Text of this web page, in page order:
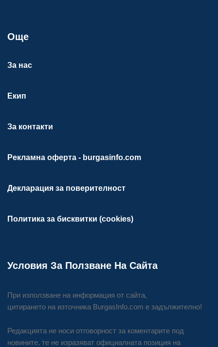
Още
За нас
Екип
За контакти
Рекламна оферта - burgasinfo.com
Декларация за поверителност
Политика за бисквитки (cookies)
Условия За Ползване На Сайта
При използване на информация от сайта,
цитирането на източника BurgasInfo.com е задължително!
Редакцията не носи отговорност за коментарите под
новините, те не изразяват официалната позиция на